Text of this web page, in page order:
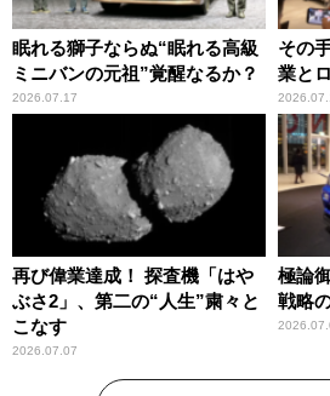
眠れる獅子ならぬ“眠れる高級
ミニバンの元祖”覚醒なるか？
2026.07.17
その
業と
再び偉業達成！ 探査機「はや
ぶさ2」、第二の“人生”粛々と
こなす
2026.07.07
極論
戦略